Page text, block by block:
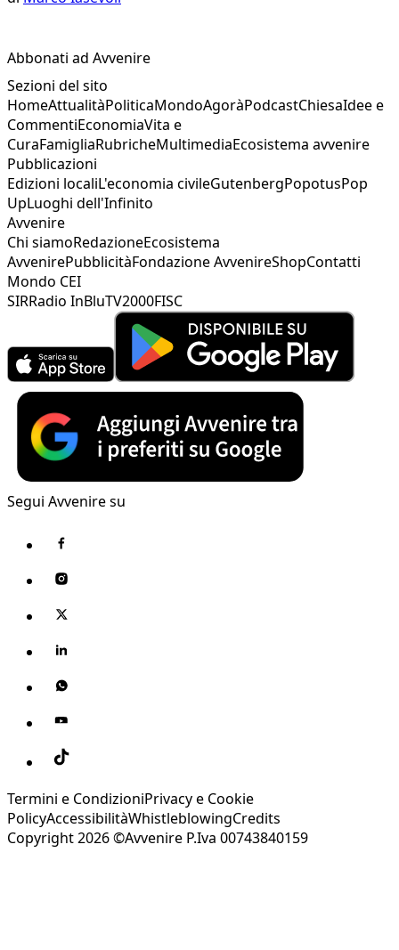
Abbonati ad Avvenire
Sezioni del sito
HomeAttualitàPoliticaMondoAgoràPodcastChiesaIdee e
CommentiEconomiaVita e
CuraFamigliaRubricheMultimediaEcosistema avvenire
Pubblicazioni
Edizioni localiL'economia civileGutenbergPopotusPop
UpLuoghi dell'Infinito
Avvenire
Chi siamoRedazioneEcosistema
AvvenirePubblicitàFondazione AvvenireShopContatti
Mondo CEI
SIRRadio InBluTV2000FISC
Segui Avvenire su
Termini e CondizioniPrivacy e Cookie
PolicyAccessibilitàWhistleblowingCredits
Copyright 2026 ©Avvenire P.Iva 00743840159